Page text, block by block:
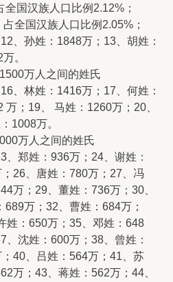
国汉族人口比例2.12%；
国汉族人口比例2.05%；
孙姓：1848万；13、胡姓：
。
万人之间的姓氏
林姓：1416万；17、何姓：
；19、 马姓：1260万；20、
1008万。
万人之间的姓氏
郑姓：936万；24、谢姓：
26、唐姓：780万；27、冯
万；29、董姓：736万；30、
万；32、曹姓：684万；
姓：650万；35、邓姓：648
沈姓：600万；38、曾姓：
40、吕姓：564万；41、苏
万；43、蒋姓：562万；44、